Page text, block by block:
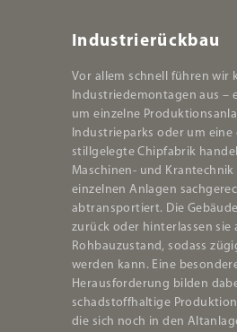
Industrierückbau
Vor allem schnell führen wir
Industriedemontagen aus –
um einzelne
Industrieparks oder um eine
stillgelegte Chipfabrik
Maschinen- und
einzelnen Anlagen
abtransportiert. Die
zurück oder hinterlassen sie
Rohbauzustand, sodass
werden kann. Eine
Herausforderung bilden
schadstoffhaltige
die sich noch in den